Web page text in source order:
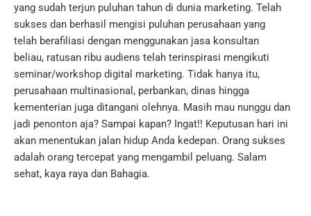
yang sudah terjun puluhan tahun di dunia marketing. Telah
sukses dan berhasil mengisi puluhan perusahaan yang
telah berafiliasi dengan menggunakan jasa konsultan
beliau, ratusan ribu audiens telah terinspirasi mengikuti
seminar/workshop digital marketing. Tidak hanya itu,
perusahaan multinasional, perbankan, dinas hingga
kementerian juga ditangani olehnya. Masih mau nunggu dan
jadi penonton aja? Sampai kapan? Ingat!! Keputusan hari ini
akan menentukan jalan hidup Anda kedepan. Orang sukses
adalah orang tercepat yang mengambil peluang. Salam
sehat, kaya raya dan Bahagia.